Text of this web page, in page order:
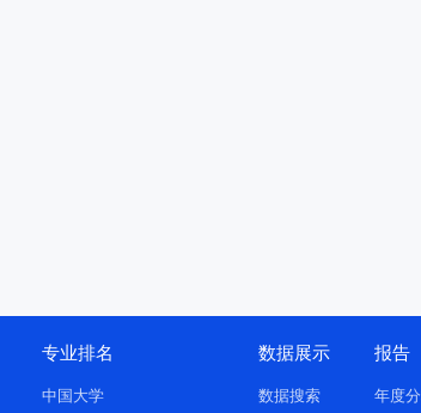
专业排名
中国大学
数据展示
数据搜索
报告
年度